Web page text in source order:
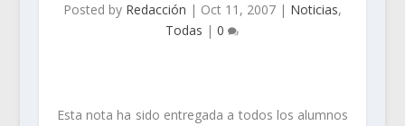
Posted by Redacción | Oct 11, 2007| Noticias,
Todas |0
Esta nota ha sido entregada a todos los alumnos